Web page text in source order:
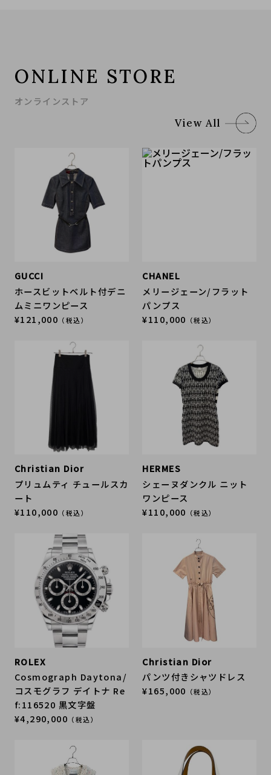
ONLINE STORE
オンラインストア
View All
GUCCI
ホースビットベルト付デニ
ムミニワンピース
¥121,000 （税込）
CHANEL
メリージェーン/フラット
パンプス
¥110,000 （税込）
Christian Dior
プリュムティ チュールスカ
ート
¥110,000 （税込）
HERMES
シェーヌダンクル ニット
ワンピース
¥110,000 （税込）
ROLEX
Cosmograph Daytona/
コスモグラフ デイトナ Re
f:116520 黒文字盤
¥4,290,000 （税込）
Christian Dior
パンツ付きシャツドレス
¥165,000 （税込）